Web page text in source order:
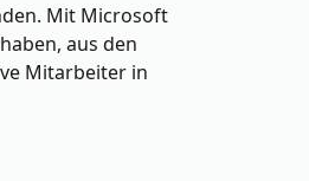
Mit Microsoft
aus den
Mitarbeiter in